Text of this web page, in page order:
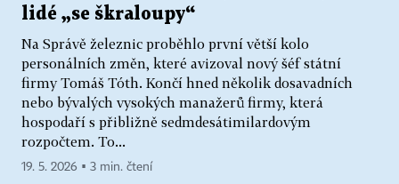
lidé „se škraloupy“
Na Správě železnic proběhlo první větší kolo
personálních změn, které avizoval nový šéf státní
firmy Tomáš Tóth. Končí hned několik dosavadních
nebo bývalých vysokých manažerů firmy, která
hospodaří s přibližně sedmdesátimilardovým
rozpočtem. To...
19. 5. 2026 ▪ 3 min. čtení